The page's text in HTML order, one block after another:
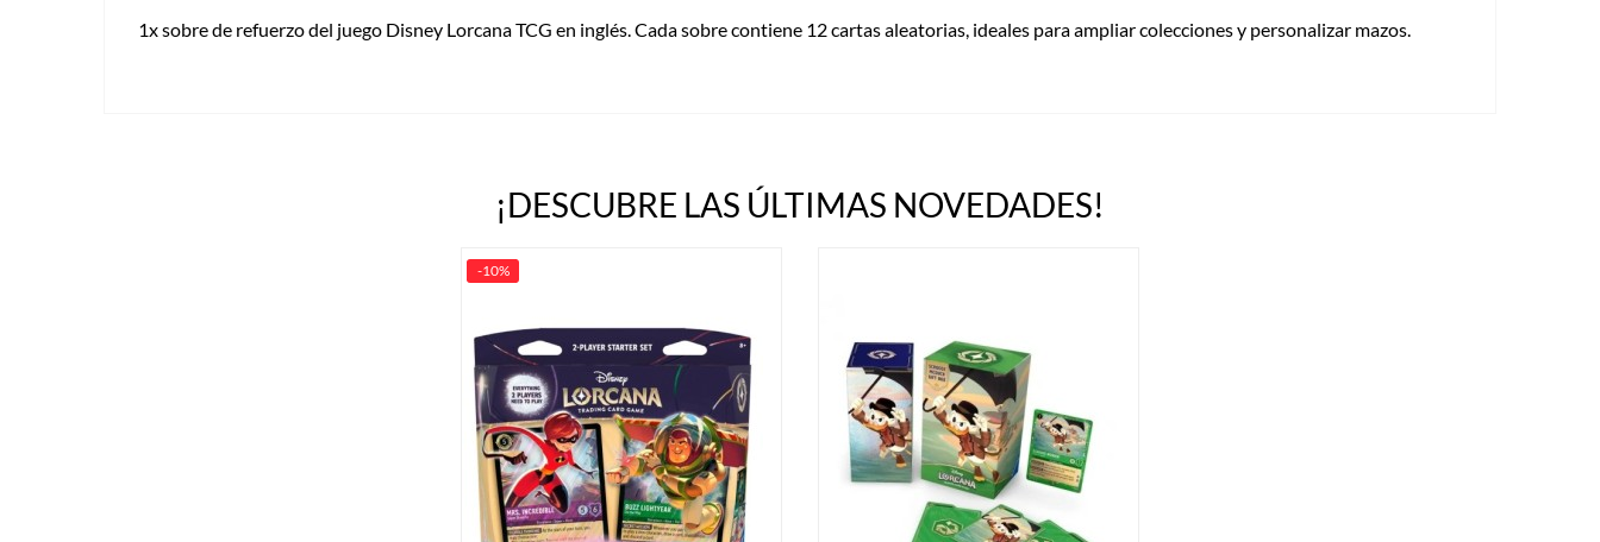
1x sobre de refuerzo del juego Disney Lorcana TCG en inglés. Cada sobre contiene 12 cartas aleatorias, ideales para ampliar colecciones y personalizar mazos.
¡DESCUBRE LAS ÚLTIMAS NOVEDADES!
-10%